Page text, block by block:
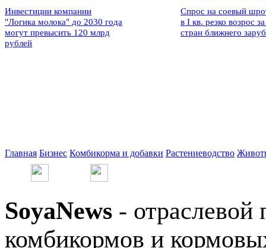
Инвестиции компании
"Логика молока" до 2030 года
могут превысить 120 млрд
рублей
Спрос на соевый
в I кв. резко возрос
стран ближнего
Главная Бизнес Комбикорма и добавки Растениеводство
SoyaNews - отраслевой
комбикормов и